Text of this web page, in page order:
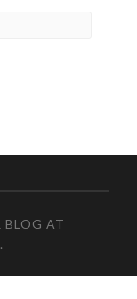
BLOG AT
.